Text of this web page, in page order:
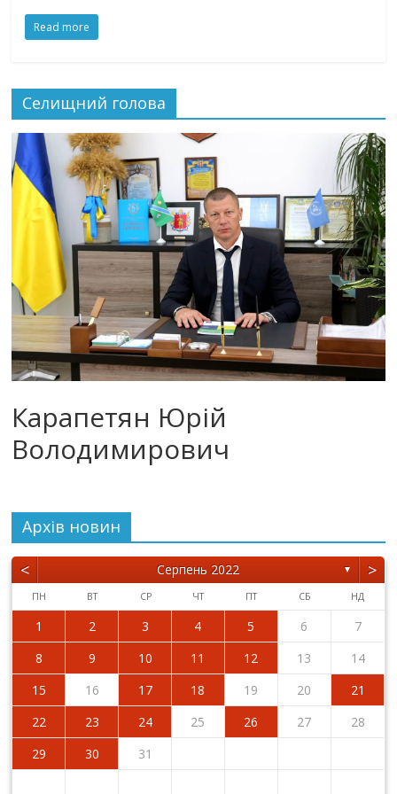
Read more
Селищний голова
Карапетян Юрій
Володимирович
Архiв новин
< Серпень 2022 ▼ >
ПН ВТ СР ЧТ ПТ СБ НД
1 2 3 4 5 6
7
8
9 10 11 12 13
14
15
16 17 18 19 20
21
22
23 24 25 26 27
28
29
30 31